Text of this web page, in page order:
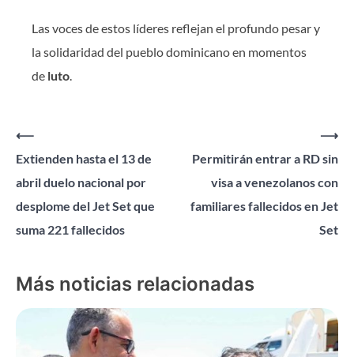
Las voces de estos líderes reflejan el profundo pesar y
la solidaridad del pueblo dominicano en momentos
de luto.
Navegación
de
entradas
⟵
Extienden hasta el 13 de
abril duelo nacional por
desplome del Jet Set que
suma 221 fallecidos
Permitirán entrar a RD sin
visa a venezolanos con
familiares fallecidos en Jet
Set
⟶
Más noticias relacionadas